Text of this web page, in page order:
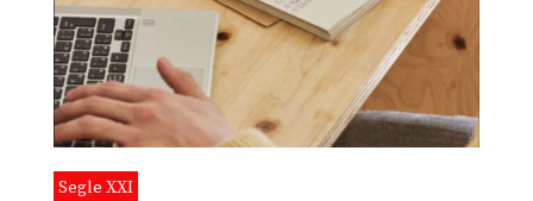
Segle XXI